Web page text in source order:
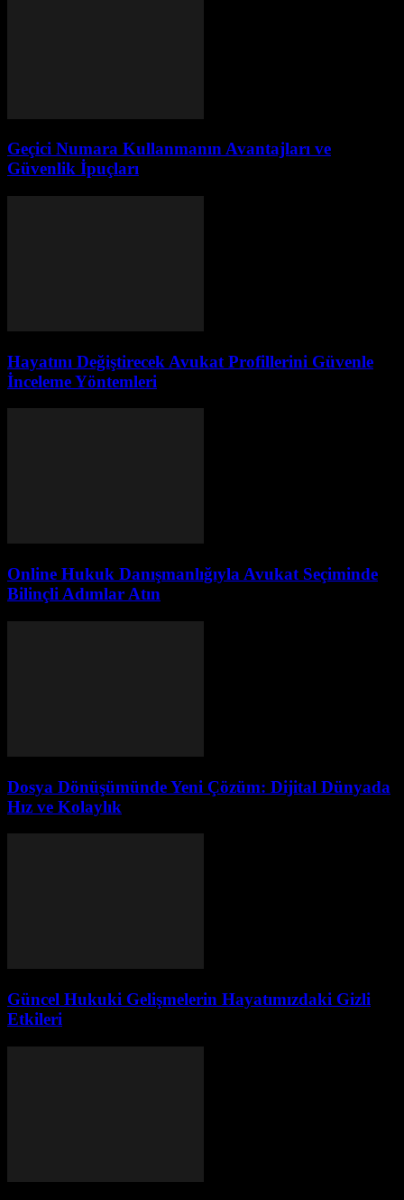
Geçici Numara Kullanmanın Avantajları ve
Güvenlik İpuçları
Hayatını Değiştirecek Avukat Profillerini Güvenle
İnceleme Yöntemleri
Online Hukuk Danışmanlığıyla Avukat Seçiminde
Bilinçli Adımlar Atın
Dosya Dönüşümünde Yeni Çözüm: Dijital Dünyada
Hız ve Kolaylık
Güncel Hukuki Gelişmelerin Hayatımızdaki Gizli
Etkileri